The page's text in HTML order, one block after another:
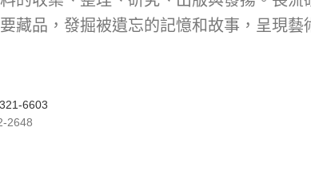
藏品，發掘被遺忘的記憶和故事，呈現藝
6603
2648